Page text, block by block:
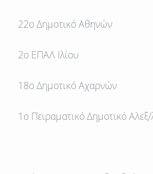
22ο Δημοτικό Αθηνών
2ο ΕΠΑΛ Ιλίου
18ο Δημοτικό Αχαρνών
1ο Πειραματικό Δημοτικό